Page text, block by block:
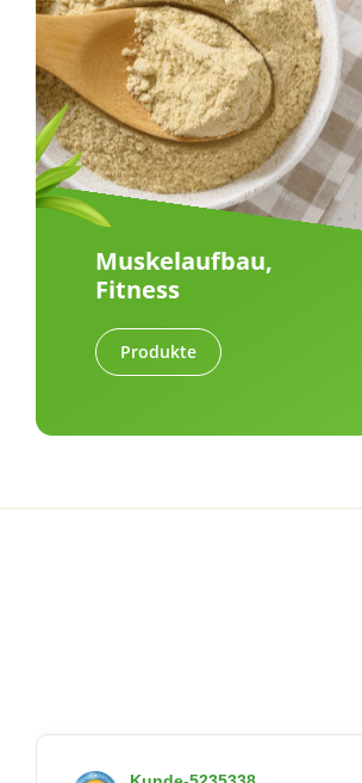
Muskelaufbau,
Fitness
Produkte